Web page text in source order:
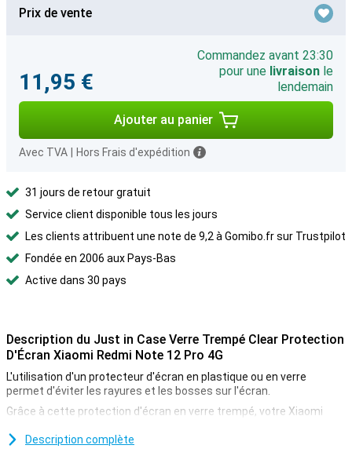
Prix de vente
11,95 €
Commandez avant 23:30
pour une livraison le
lendemain
Ajouter au panier
Avec TVA Hors Frais d'expédition
31 jours de retour gratuit
Service client disponible tous les jours
Les clients attribuent une note de 9,2 à Gomibo.fr sur Trustpilot
Fondée en 2006 aux Pays-Bas
Active dans 30 pays
Description du Just in Case Verre Trempé Clear Protection
D'Écran Xiaomi Redmi Note 12 Pro 4G
L'utilisation d'un protecteur d'écran en plastique ou en verre
permet d'éviter les rayures et les bosses sur l'écran.
Grâce à cette protection d'écran en verre trempé, votre Xiaomi
Cette protection en verre s'applique facilement et évite
Description complète